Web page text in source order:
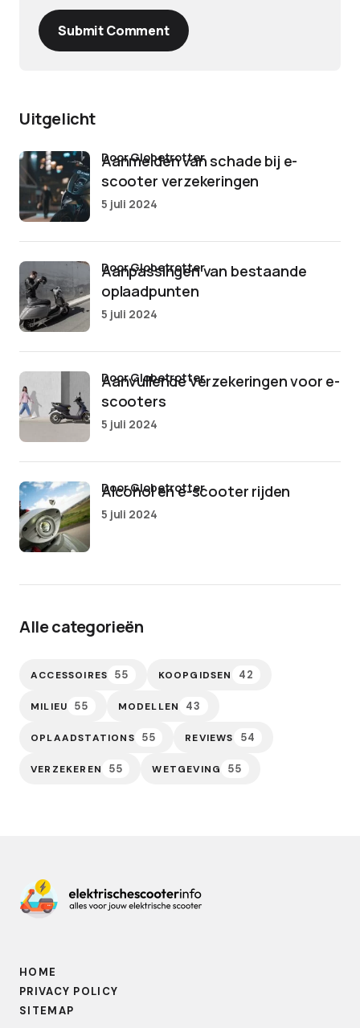
Submit Comment
Uitgelicht
Aanmelden van schade bij e-
scooter verzekeringen
door Globetrotter
5 juli 2024
Aanpassingen van bestaande
oplaadpunten
door Globetrotter
5 juli 2024
Aanvullende verzekeringen voor e-
scooters
door Globetrotter
5 juli 2024
Alcohol en e-scooter rijden
door Globetrotter
5 juli 2024
Alle categorieën
ACCESSOIRES 55 KOOPGIDSEN 42
MILIEU 55 MODELLEN 43
OPLAADSTATIONS 55 REVIEWS 54
VERZEKEREN 55 WETGEVING 55
HOME
PRIVACY POLICY
SITEMAP